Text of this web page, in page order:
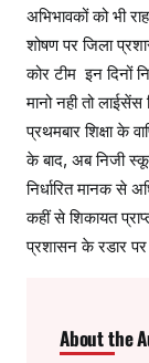
अभिभावकों को भी
शोषण पर जिला
कोर टीम इन दिनों
मानो नही तो
प्रथमबार शिक्षा के
के बाद, अब निजी
निर्धारित मानक से
कहीं से शिकायत
प्रशासन के रडार
About the